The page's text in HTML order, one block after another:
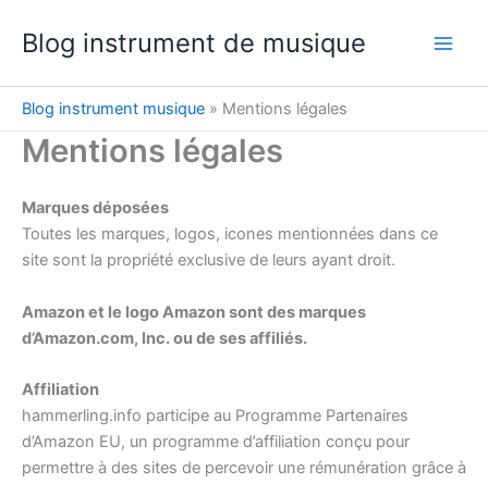
Blog instrument de musique
Blog instrument musique » Mentions légales
Mentions légales
Marques déposées
Toutes les marques, logos, icones mentionnées dans ce
site sont la propriété exclusive de leurs ayant droit.
Amazon et le logo Amazon sont des marques
d’Amazon.com, Inc. ou de ses affiliés.
Affiliation
hammerling.info participe au Programme Partenaires
d’Amazon EU, un programme d’affiliation conçu pour
permettre à des sites de percevoir une rémunération grâce à